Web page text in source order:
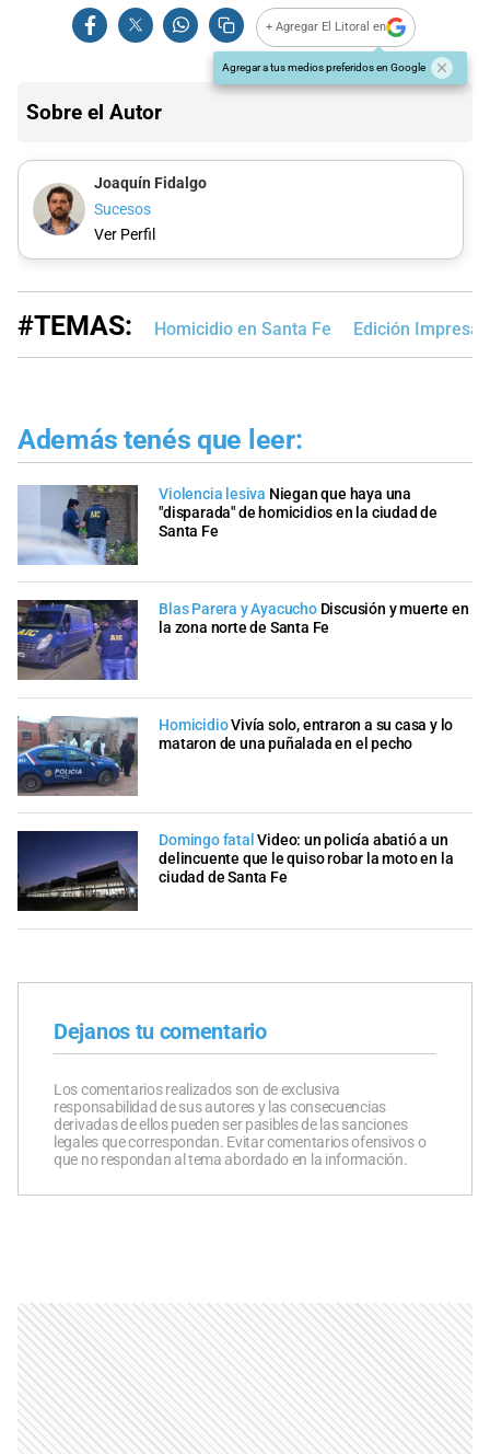
+ Agregar El Litoral en
Agregar a tus medios preferidos en Google
Sobre el Autor
Joaquín Fidalgo
Sucesos
Ver Perfil
#TEMAS: Homicidio en Santa Fe Edición Impresa
Además tenés que leer:
Violencia lesiva Niegan que haya una
"disparada" de homicidios en la ciudad de
Santa Fe
Blas Parera y Ayacucho Discusión y muerte en
la zona norte de Santa Fe
HomicidioVivía solo, entraron a su casa y lo
mataron de una puñalada en el pecho
Domingo fatal Video: un policía abatió a un
delincuente que le quiso robar la moto en la
ciudad de Santa Fe
Dejanos tu comentario
Los comentarios realizados son de exclusiva
responsabilidad de sus autores y las consecuencias
derivadas de ellos pueden ser pasibles de las sanciones
legales que correspondan. Evitar comentarios ofensivos o
que no respondan al tema abordado en la información.